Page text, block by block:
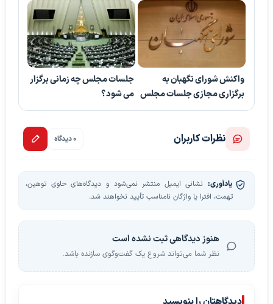
واکنش شورای نگهبان به
برگزاری مجازی جلسات مجلس
جلسات مجلس چه زمانی برگزار
می شود؟
نظرات کاربران 0 دیدگاه
یادآوری: نشانی ایمیل منتشر نمی‌شود و دیدگاه‌های حاوی توهین،
تهمت، افترا یا واژگان نامناسب تأیید نخواهند شد.
هنوز دیدگاهی ثبت نشده است
نظر شما می‌تواند شروع یک گفت‌وگوی سازنده باشد.